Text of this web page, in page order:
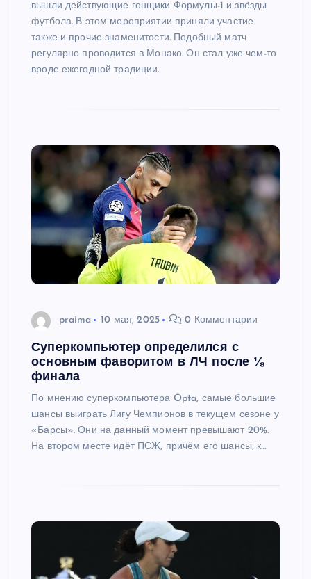
вышли действующие гонщики Формулы-1 и звёзды
футбола. В этом мероприятии приняли участие
также и прочие знаменитости. Подобный матч
регулярно проводится в Монако. Он стал уже чем-то
вроде ежегодной традиции.
praima 10 мая, 2025 0 Комментарии
Суперкомпьютер определился с
основным фаворитом в ЛЧ после ⅛
финала
По мнению суперкомпьютера Opta, самые большие
шансы выиграть Лигу Чемпионов в текущем сезоне у
«Барсы». Они на данный момент превышают 20%.
На втором месте идёт ПСЖ, причём его шансы, к…